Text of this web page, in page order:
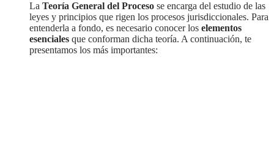
La Teoría General del Proceso se encarga del estudio de las
leyes y principios que rigen los procesos jurisdiccionales. Para
entenderla a fondo, es necesario conocer los elementos
esenciales que conforman dicha teoría. A continuación, te
presentamos los más importantes: